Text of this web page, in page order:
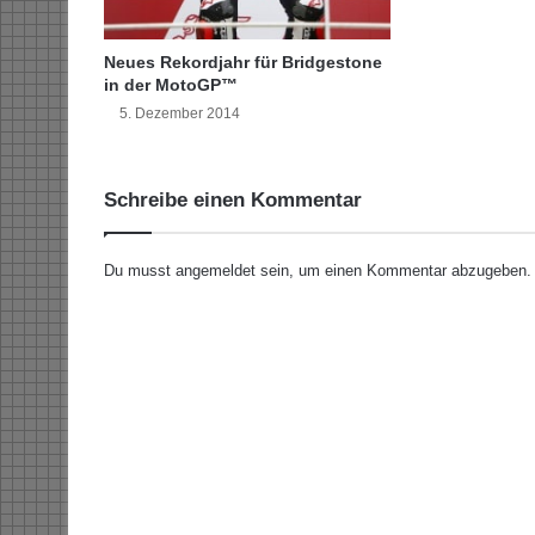
c
h
u
Neues Rekordjahr für Bridgestone
in der MotoGP™
5. Dezember 2014
Schreibe einen Kommentar
Du musst angemeldet sein, um einen Kommentar abzugeben.